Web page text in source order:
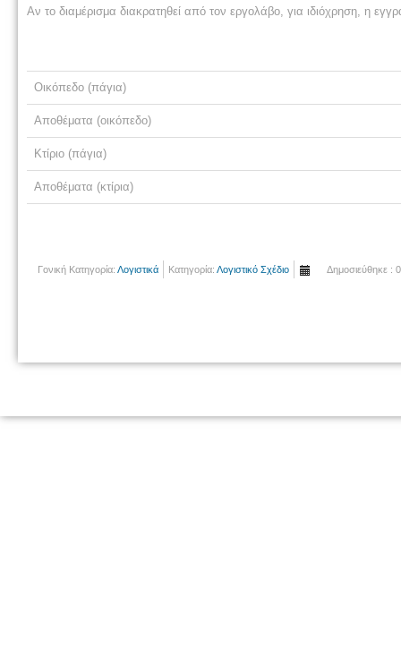
Αν το διαμέρισμα διακρατηθεί από τον εργολάβο, για ιδιόχρηση, η
Οικόπεδο (πάγια)
Αποθέματα (οικόπεδο)
Κτίριο (πάγια)
Αποθέματα (κτίρια)
Γονική Κατηγορία: Λογιστικά Κατηγορία: Λογιστικό Σχέδιο Δημοσιεύθηκε :